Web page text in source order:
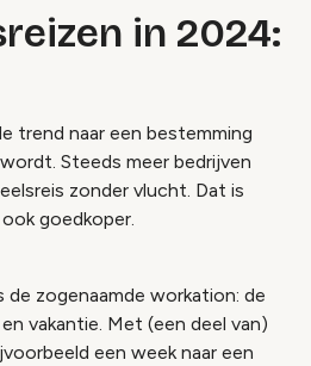
in 2024:
trend naar een bestemming
Steeds meer bedrijven
zonder vlucht. Dat is
goedkoper.
zogenaamde workation: de
vakantie. Met (een deel van)
een week naar een